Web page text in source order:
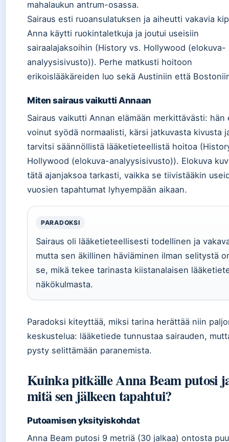
mahalaukun antrum-osassa.
Sairaus esti ruoansulatuksen ja aiheutti vakavia
Anna käytti ruokintaletkuja ja joutui useisiin
sairaalajaksoihin (History vs. Hollywood (elokuva-
analyysisivusto)). Perhe matkusti hoitoon
erikoislääkäreiden luo sekä Austiniin että
Miten sairaus vaikutti Annaan
Sairaus vaikutti Annan elämään merkittävästi: hän
voinut syödä normaalisti, kärsi jatkuvasta kivusta
tarvitsi säännöllistä lääketieteellistä hoitoa
Hollywood (elokuva-analyysisivusto)). Elokuva
tätä ajanjaksoa tarkasti, vaikka se tiivistääkin
vuosien tapahtumat lyhyempään aikaan.
PARADOKSI
Sairaus oli lääketieteellisesti todellinen ja
mutta sen äkillinen häviäminen ilman selitystä
se, mikä tekee tarinasta kiistanalaisen
näkökulmasta.
Paradoksi kiteyttää, miksi tarina herättää niin
keskustelua: lääketiede tunnustaa sairauden,
pysty selittämään paranemista.
Kuinka pitkälle Anna Beam putosi
mitä sen jälkeen tapahtui?
Putoamisen yksityiskohdat
Anna Beam putosi 9 metriä (30 jalkaa) ontosta